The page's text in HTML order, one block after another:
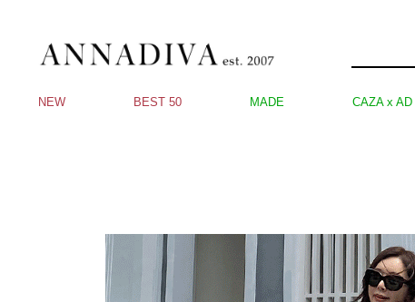
NEW BEST 50 MADE CAZA x AD